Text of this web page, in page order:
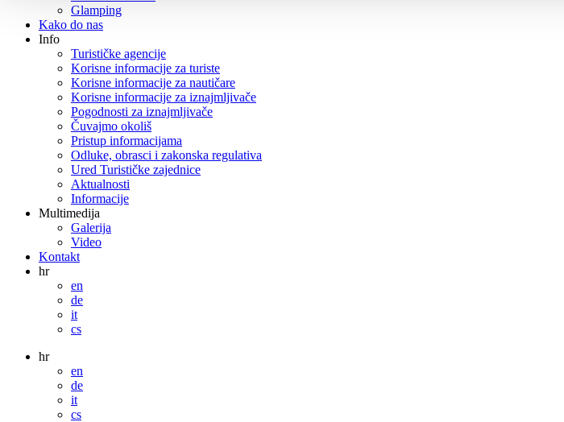
Glamping
Kako do nas
Info
Turističke agencije
Korisne informacije za turiste
Korisne informacije za nautičare
Korisne informacije za iznajmljivače
Pogodnosti za iznajmljivače
Čuvajmo okoliš
Pristup informacijama
Odluke, obrasci i zakonska regulativa
Ured Turističke zajednice
Aktualnosti
Informacije
Multimedija
Galerija
Video
Kontakt
hr
en
de
it
cs
hr
en
de
it
cs